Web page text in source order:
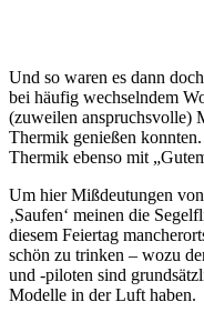
Und so waren es dann
bei häufig wechselndem
(zuweilen anspruchsvolle)
Thermik genießen
Thermik ebenso mit
Um hier Mißdeutungen
‚Saufen‘ meinen die
diesem Feiertag
schön zu trinken – wozu
und -piloten sind
Modelle in der Luft haben.